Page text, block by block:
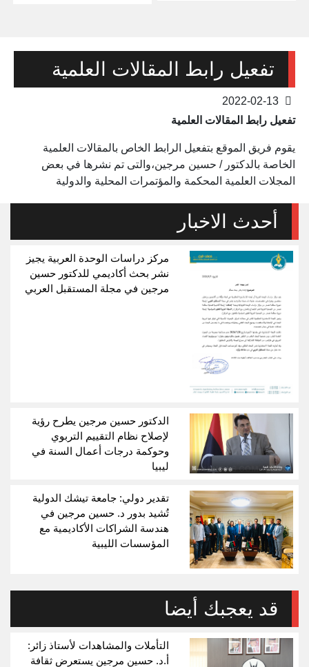
تفعيل رابط المقالات العلمية
تفعيل رابط المقالات العلمية
يقوم فريق الموقع بتفعيل الرابط الخاص بالمقالات العلمية
الخاصة بالدكتور / حسين مرجين،والتى تم نشرها في بعض
المجلات العلمية المحكمة والمؤتمرات المحلية والدولية
أحدث الاخبار
مركز دراسات الوحدة العربية يجيز
نشر بحث أكاديمي للدكتور حسين
مرجين في مجلة المستقبل العربي
الدكتور حسين مرجين يطرح رؤية
لإصلاح نظام التقييم التربوي
وحوكمة درجات أعمال السنة في
ليبيا
تقدير دولي: جامعة تيشك الدولية
تُشيد بدور د. حسين مرجين في
هندسة الشراكات الأكاديمية مع
المؤسسات الليبية
قد يعجبك أيضا
التأملات والمشاهدات لأستاذ زائر:
أ.د. حسين مرجين يستعرض ثقافة